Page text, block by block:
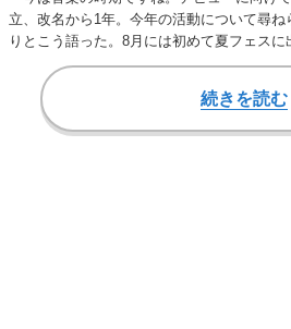
立、改名から1年。今年の活動について尋ね
りとこう語った。8月には初めて夏フェス
させたのん。これか…
続きを読む